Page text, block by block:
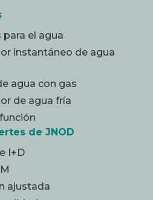
para el agua
instantáneo de agua
agua con gas
de agua fría
de JNOD
I+D
ajustada